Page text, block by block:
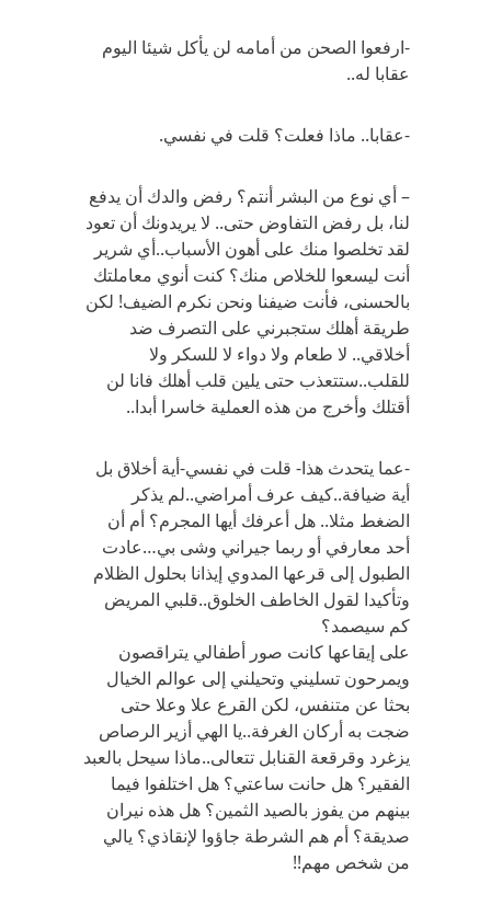
-ارفعوا الصحن من أمامه لن يأكل شيئا اليوم
عقابا له..
-عقابا.. ماذا فعلت؟ قلت في نفسي.
– أي نوع من البشر أنتم؟ رفض والدك أن يدفع
لنا، بل رفض التفاوض حتى.. لا يريدونك أن تعود
لقد تخلصوا منك على أهون الأسباب..أي شرير
أنت ليسعوا للخلاص منك؟ كنت أنوي معاملتك
بالحسنى، فأنت ضيفنا ونحن نكرم الضيف! لكن
طريقة أهلك ستجبرني على التصرف ضد
أخلاقي.. لا طعام ولا دواء لا للسكر ولا
للقلب..ستتعذب حتى يلين قلب أهلك فانا لن
أقتلك وأخرج من هذه العملية خاسرا أبدا..
-عما يتحدث هذا- قلت في نفسي-أية أخلاق بل
أية ضيافة..كيف عرف أمراضي..لم يذكر
الضغط مثلا.. هل أعرفك أيها المجرم؟ أم أن
أحد معارفي أو ربما جيراني وشى بي…عادت
الطبول إلى قرعها المدوي إيذانا بحلول الظلام
وتأكيدا لقول الخاطف الخلوق..قلبي المريض
كم سيصمد؟
على إيقاعها كانت صور أطفالي يتراقصون
ويمرحون تسليني وتحيلني إلى عوالم الخيال
بحثا عن متنفس، لكن القرع علا وعلا حتى
ضجت به أركان الغرفة..يا الهي أزير الرصاص
يزغرد وقرقعة القنابل تتعالى..ماذا سيحل بالعبد
الفقير؟ هل حانت ساعتي؟ هل اختلفوا فيما
بينهم من يفوز بالصيد الثمين؟ هل هذه نيران
صديقة؟ أم هم الشرطة جاؤوا لإنقاذي؟ يالي
من شخص مهم!!